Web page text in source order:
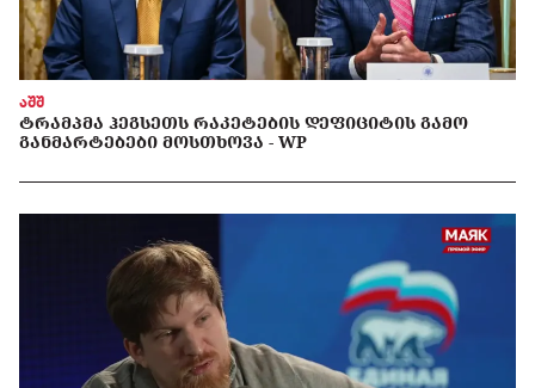
აშშ
ᲢᲠᲐᲛᲞᲛᲐ ᲰᲔᲒᲡᲔᲗᲡ ᲠᲐᲙᲔᲢᲔᲑᲘᲡ ᲓᲔᲤᲘᲪᲘᲢᲘᲡ ᲒᲐᲛᲝ
ᲒᲐᲜᲛᲐᲠᲢᲔᲑᲔᲑᲘ ᲛᲝᲡᲗᲮᲝᲕᲐ - WP